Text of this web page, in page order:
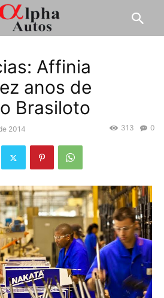
Affinia
anos de
Brasiloto
2014 0
313